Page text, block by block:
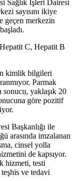
Sağlık İşleri Dairesi
sayısını ikiye
geçen merkezin
C, Hepatit B
kimlik bilgileri
Parmak
sonucu, yaklaşık 20
göre pozitif
Başkanlığı ile
arasında imzalanan
cinsel yolla
de kapsıyor.
hizmeti, testi
ve tedavi